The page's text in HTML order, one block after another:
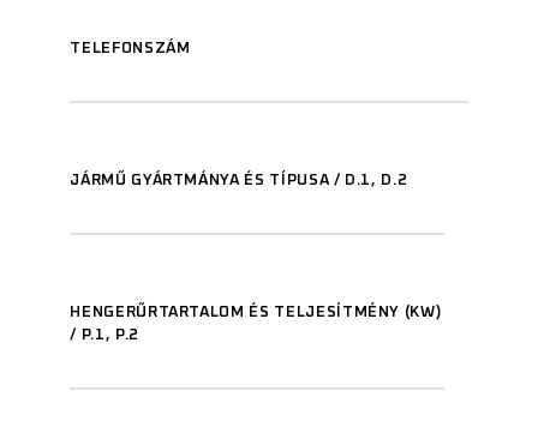
TELEFONSZÁM
JÁRMŰ GYÁRTMÁNYA ÉS TÍPUSA / D.1, D.2
HENGERŰRTARTALOM ÉS TELJESÍTMÉNY (KW)
/ P.1, P.2